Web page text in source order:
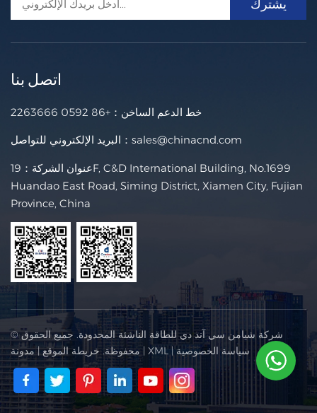
اتصل بنا
خط الدعم الساخن： +86 0592 2263666
البريد الإلكتروني للتواصل： sales@chinacnd.com
عنوان الشركة：19F, C&D International Building, No.1699
Huandao East Road, Siming District, Xiamen City, Fujian
Province, China
© شركة شيامن سي آند دي للطاقة الناشئة المحدودة. جميع الحقوق
محفوظة.خريطة الموقع|مدونة | XML |سياسة الخصوصية